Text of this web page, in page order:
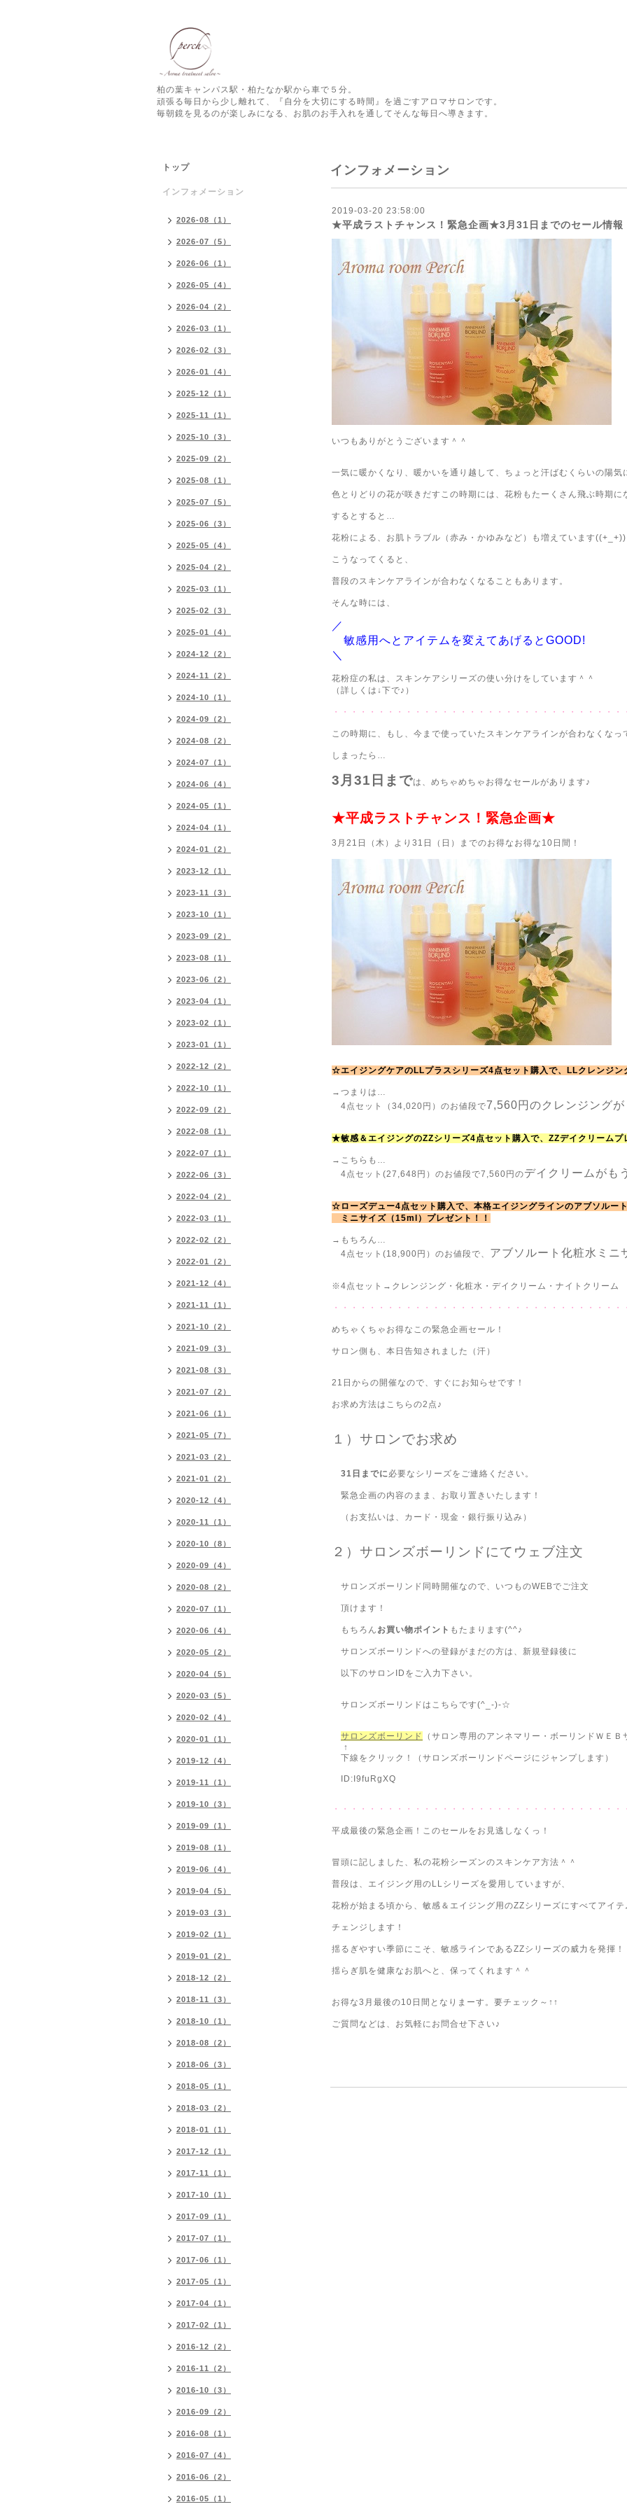
柏の葉キャンパス駅・柏たなか駅から車で５分。
頑張る毎日から少し離れて、『自分を大切にする時間』を過ごすアロマサロンです。
毎朝鏡を見るのが楽しみになる、お肌のお手入れを通してそんな毎日へ導きます。
インフォメーション
2019-03-20 23:58:00
★平成ラストチャンス！緊急企画★3月31日までのセール情報
いつもありがとうございます＾＾
一気に暖かくなり、暖かいを通り越して、ちょっと汗ばむくらいの陽
色とりどりの花が咲きだすこの時期には、花粉もたーくさん飛ぶ時期に
するとすると…
花粉による、お肌トラブル（赤み・かゆみなど）も増えています((+_+))
こうなってくると、
普段のスキンケアラインが合わなくなることもあります。
そんな時には、
／
敏感用へとアイテムを変えてあげるとGOOD!
＼
花粉症の私は、スキンケアシリーズの使い分けをしています＾＾
（詳しくは↓下で♪）
・・・・・・・・・・・・・・・・・・・・・・・・・・・・・・・・
この時期に、もし、今まで使っていたスキンケアラインが合わなくなっ
しまったら…
3月31日までは、めちゃめちゃお得なセールがあります♪
★平成ラストチャンス！緊急企画★
3月21日（木）より31日（日）までのお得なお得な10日間！
☆エイジングケアのLLプラスシリーズ4点セット購入で、LLクレンジン
→つまりは…
4点セット（34,020円）のお値段で7,560円のクレンジング
★敏感＆エイジングのZZシリーズ4点セット購入で、ZZデイクリームプ
→こちらも…
4点セット(27,648円）のお値段で7,560円のデイクリームがも
☆ローズデュー4点セット購入で、本格エイジングラインのアブソルー
ミニサイズ（15ml）プレゼント！！
→もちろん…
4点セット(18,900円）のお値段で、 アブソルート化粧水ミニ
※4点セット→クレンジング・化粧水・デイクリーム・ナイトクリーム
・・・・・・・・・・・・・・・・・・・・・・・・・・・・・・・・
めちゃくちゃお得なこの緊急企画セール！
サロン側も、本日告知されました（汗）
21日からの開催なので、すぐにお知らせです！
お求め方法はこちらの2点♪
１）サロンでお求め
31日までに必要なシリーズをご連絡ください。
緊急企画の内容のまま、お取り置きいたします！
（お支払いは、カード・現金・銀行振り込み）
２）サロンズボーリンドにてウェブ注文
サロンズボーリンド同時開催なので、いつものWEBでご注文
頂けます！
もちろん お買い物ポイント もたまります(^^♪
サロンズボーリンドへの登録がまだの方は、新規登録後に
以下のサロンIDをご入力下さい。
サロンズボーリンドはこちらです(^_-)-☆
サロンズボーリンド
（サロン専用のアンネマリー・ボーリンドＷＥＢ
↑
下線をクリック！（サロンズボーリンドページにジャンプします）
ID:I9fuRgXQ
・・・・・・・・・・・・・・・・・・・・・・・・・・・・・・・・
平成最後の緊急企画！このセールをお見逃しなくっ！
冒頭に記しました、私の花粉シーズンのスキンケア方法＾＾
普段は、エイジング用のLLシリーズを愛用していますが、
花粉が始まる頃から、敏感＆エイジング用のZZシリーズにすべてアイテ
チェンジします！
揺るぎやすい季節にこそ、敏感ラインであるZZシリーズの威力を発揮！
揺らぎ肌を健康なお肌へと、保ってくれます＾＾
お得な3月最後の10日間となりまーす。要チェック～↑↑
ご質問などは、お気軽にお問合せ下さい♪
トップ
インフォメーション
2026-08（1）
2026-07（5）
2026-06（1）
2026-05（4）
2026-04（2）
2026-03（1）
2026-02（3）
2026-01（4）
2025-12（1）
2025-11（1）
2025-10（3）
2025-09（2）
2025-08（1）
2025-07（5）
2025-06（3）
2025-05（4）
2025-04（2）
2025-03（1）
2025-02（3）
2025-01（4）
2024-12（2）
2024-11（2）
2024-10（1）
2024-09（2）
2024-08（2）
2024-07（1）
2024-06（4）
2024-05（1）
2024-04（1）
2024-01（2）
2023-12（1）
2023-11（3）
2023-10（1）
2023-09（2）
2023-08（1）
2023-06（2）
2023-04（1）
2023-02（1）
2023-01（1）
2022-12（2）
2022-10（1）
2022-09（2）
2022-08（1）
2022-07（1）
2022-06（3）
2022-04（2）
2022-03（1）
2022-02（2）
2022-01（2）
2021-12（4）
2021-11（1）
2021-10（2）
2021-09（3）
2021-08（3）
2021-07（2）
2021-06（1）
2021-05（7）
2021-03（2）
2021-01（2）
2020-12（4）
2020-11（1）
2020-10（8）
2020-09（4）
2020-08（2）
2020-07（1）
2020-06（4）
2020-05（2）
2020-04（5）
2020-03（5）
2020-02（4）
2020-01（1）
2019-12（4）
2019-11（1）
2019-10（3）
2019-09（1）
2019-08（1）
2019-06（4）
2019-04（5）
2019-03（3）
2019-02（1）
2019-01（2）
2018-12（2）
2018-11（3）
2018-10（1）
2018-08（2）
2018-06（3）
2018-05（1）
2018-03（2）
2018-01（1）
2017-12（1）
2017-11（1）
2017-10（1）
2017-09（1）
2017-07（1）
2017-06（1）
2017-05（1）
2017-04（1）
2017-02（1）
2016-12（2）
2016-11（2）
2016-10（3）
2016-09（2）
2016-08（1）
2016-07（4）
2016-06（2）
2016-05（1）